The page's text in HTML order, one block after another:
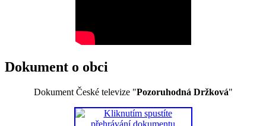
Dokument o obci
Dokument České televize "Pozoruhodná Držková"